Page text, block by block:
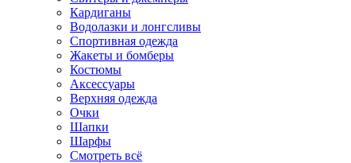
Кардиганы
Водолазки и лонгсливы
Спортивная одежда
Жакеты и бомберы
Костюмы
Аксессуары
Верхняя одежда
Очки
Шапки
Шарфы
Смотреть всё